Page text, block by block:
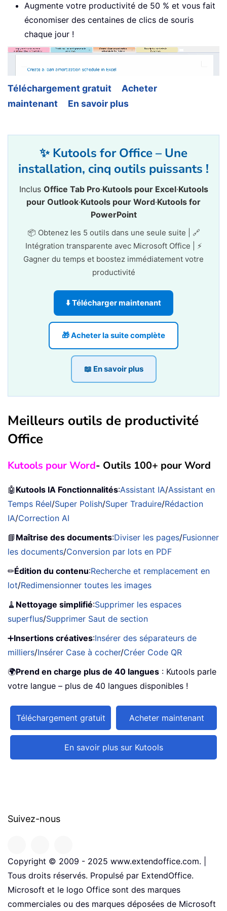
Augmente votre productivité de 50 % et vous fait
économiser des centaines de clics de souris
chaque jour !
Téléchargement gratuit
Acheter
maintenant
En savoir plus
✨ Kutools for Office – Une
installation, cinq outils puissants !
Inclus Office Tab Pro·Kutools pour Excel·Kutools
pour Outlook·Kutools pour Word·Kutools for
PowerPoint
📦 Obtenez les 5 outils dans une seule suite | 🔗
Intégration transparente avec Microsoft Office | ⚡
Gagner du temps et boostez immédiatement votre
productivité
⬇️ Télécharger maintenant
🎁 Acheter la suite complète
📖 En savoir plus
Meilleurs outils de productivité
Office
Kutools pour Word- Outils 100+ pour Word
🤖 Kutools IA Fonctionnalités:Assistant IA/Assistant en
Temps Réel/Super Polish/Super Traduire/Rédaction
IA/Correction AI
📘 Maîtrise des documents:Diviser les pages/Fusionner
les documents/Conversion par lots en PDF
✏Édition du contenu:Recherche et remplacement en
lot/Redimensionner toutes les images
🧹 Nettoyage simplifié:Supprimer les espaces
superflus/Supprimer Saut de section
➕Insertions créatives:Insérer des séparateurs de
milliers/Insérer Case à cocher/Créer Code QR
🌍Prend en charge plus de 40 langues : Kutools parle
votre langue – plus de 40 langues disponibles !
Téléchargement gratuit Acheter maintenant
En savoir plus sur Kutools
Suivez-nous
Copyright © 2009 - 2025 www.extendoffice.com. |
Tous droits réservés. Propulsé par ExtendOffice.
Microsoft et le logo Office sont des marques
commerciales ou des marques déposées de Microsoft